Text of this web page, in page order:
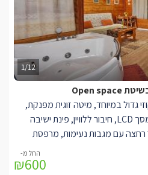
1/12
גדול במיוחד, מיטה זוגית מפנקת,
שידות עץ תואמות, טלוויזיה עם מסך LCD, חיבור ללוויין, פינת ישיבה
רחצה עם מגבות נעימות, מרפסת
ומתקני משחק לילדים.
₪600